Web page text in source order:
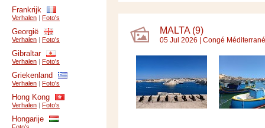
MALTA (9)
05 Jul 2026 | Congé
Frankrijk
Verhalen | Foto's
Georgië
Verhalen | Foto's
Gibraltar
Verhalen | Foto's
Griekenland
Verhalen | Foto's
Hong Kong
Verhalen | Foto's
Hongarije